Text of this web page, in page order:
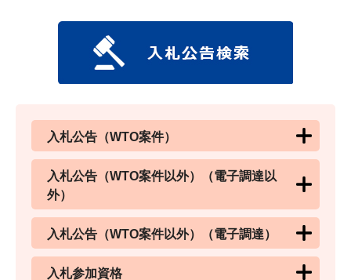
入札公告（WTO案件）
入札公告（WTO案件以外）（電子調達以
外）
入札公告（WTO案件以外）（電子調達）
入札参加資格